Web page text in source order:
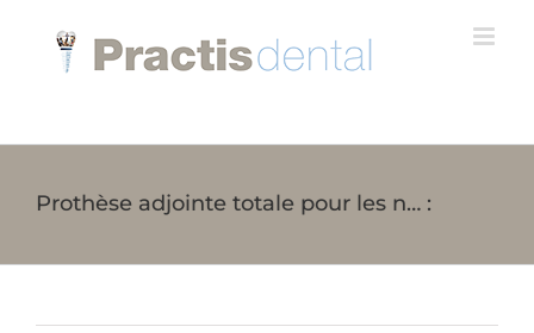
Prothèse adjointe totale pour les n… :